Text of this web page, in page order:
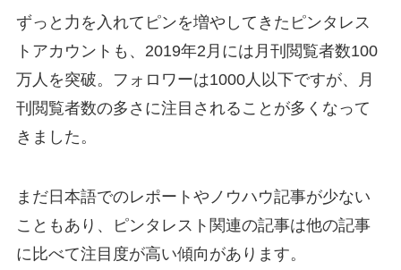
ずっと力を入れてピンを増やしてきたピンタレス
トアカウントも、2019年2月には月刊閲覧者数100
万人を突破。フォロワーは1000人以下ですが、月
刊閲覧者数の多さに注目されることが多くなって
きました。
まだ日本語でのレポートやノウハウ記事が少ない
こともあり、ピンタレスト関連の記事は他の記事
に比べて注目度が高い傾向があります。